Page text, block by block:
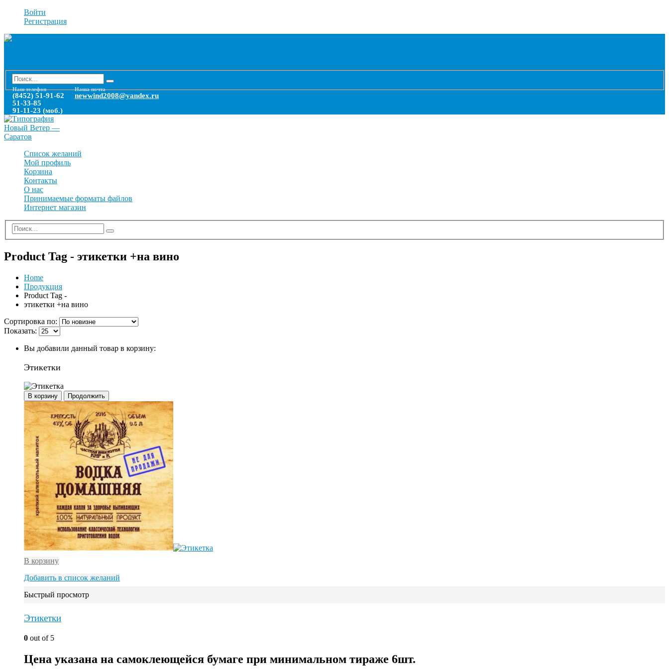
Войти
Регистрация
Наш телефон
(8452) 51-91-62
51-33-85
91-11-23 (моб.)
Наша почта
newwind2008@yandex.ru
Список желаний
Мой профиль
Корзина
Контакты
О нас
Принимаемые форматы файлов
Интернет магазин
Product Tag - этикетки +на вино
Home
Продукция
Product Tag -
этикетки +на вино
Сортировка по:
Показать:
Вы добавили данный товар в корзину:
Этикетки
В корзину Продолжить
В корзину
Добавить в список желаний
Быстрый просмотр
Этикетки
0 out of 5
Цена указана на самоклеющейся бумаге при минимальном тираже 6шт.